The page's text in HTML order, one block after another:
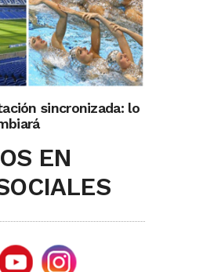
sincronizada: lo
EN